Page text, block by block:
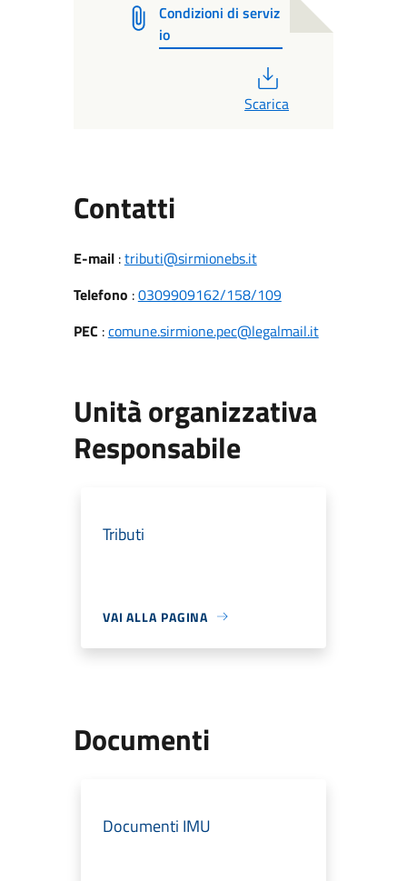
Condizioni di serviz
io
Scarica
ContattiUtili
E-mail:tributi@sirmionebs.it
Telefono :0309909162/158/109
PEC :comune.sirmione.pec@legalmail.it
Unità organizzativa
Responsabile
Tributi
VAI ALLA PAGINA
Documenti
Documenti IMU